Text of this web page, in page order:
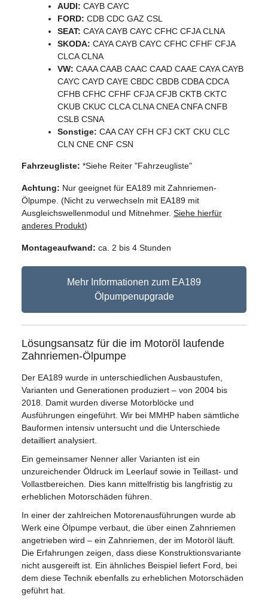
AUDI: CAYB CAYC
FORD: CDB CDC GAZ CSL
SEAT: CAYA CAYB CAYC CFHC CFJA CLNA
SKODA: CAYA CAYB CAYC CFHC CFHF CFJA
CLCA CLNA
VW: CAAA CAAB CAAC CAAD CAAE CAYA CAYB
CAYC CAYD CAYE CBDC CBDB CDBA CDCA
CFHB CFHC CFHF CFJA CFJB CKTB CKTC
CKUB CKUC CLCA CLNA CNEA CNFA CNFB
CSLB CSNA
Sonstige: CAA CAY CFH CFJ CKT CKU CLC
CLN CNE CNF CSN
Fahrzeugliste: *Siehe Reiter "Fahrzeugliste"
Achtung: Nur geeignet für EA189 mit Zahnriemen-
Ölpumpe. (Nicht zu verwechseln mit EA189 mit
Ausgleichswellenmodul und Mitnehmer. Siehe hierfür
anderes Produkt)
Montageaufwand: ca. 2 bis 4 Stunden
Mehr Informationen zum EA189
Ölpumpenupgrade
Lösungsansatz für die im Motoröl laufende
Zahnriemen-Ölpumpe
Der EA189 wurde in unterschiedlichen Ausbaustufen,
Varianten und Generationen produziert – von 2004 bis
2018. Damit wurden diverse Motorblöcke und
Ausführungen eingeführt. Wir bei MMHP haben sämtliche
Bauformen intensiv untersucht und die Unterschiede
detailliert analysiert.
Ein gemeinsamer Nenner aller Varianten ist ein
unzureichender Öldruck im Leerlauf sowie in Teillast- und
Vollastbereichen. Dies kann mittelfristig bis langfristig zu
erheblichen Motorschäden führen.
In einer der zahlreichen Motorenausführungen wurde ab
Werk eine Ölpumpe verbaut, die über einen Zahnriemen
angetrieben wird – ein Zahnriemen, der im Motoröl läuft.
Die Erfahrungen zeigen, dass diese Konstruktionsvariante
nicht ausgereift ist. Ein ähnliches Beispiel liefert Ford, bei
dem diese Technik ebenfalls zu erheblichen Motorschäden
geführt hat.